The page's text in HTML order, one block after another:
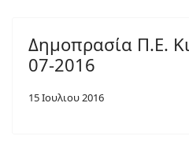
Δημοπρασία Π.Ε.
07-2016
15 Ιουλιου 2016